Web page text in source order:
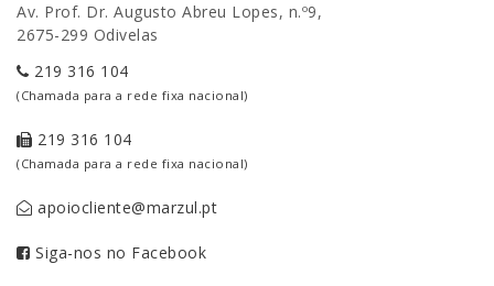
Av. Prof. Dr. Augusto Abreu Lopes, n.º9,
2675-299 Odivelas
219 316 104
(Chamada para a rede fixa nacional)
219 316 104
(Chamada para a rede fixa nacional)
apoiocliente@marzul.pt
Siga-nos no Facebook